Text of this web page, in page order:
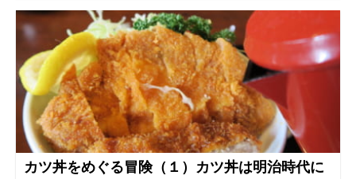
カツ丼をめぐる冒険（１）カツ丼は明治時代に